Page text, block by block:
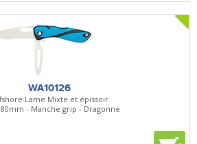
WA10126
Lame Mixte et épissoir
- Manche grip - Dragonne